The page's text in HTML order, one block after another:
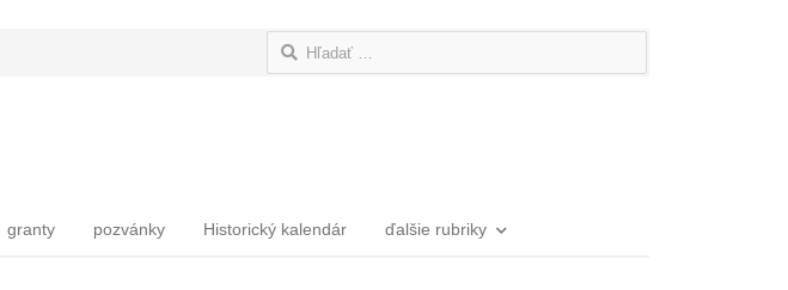
Hľadať:
granty pozvánky Historický kalendár ďalšie rubriky